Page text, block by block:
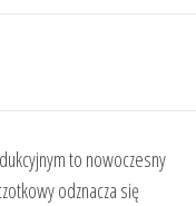
to nowoczesny
odznacza się